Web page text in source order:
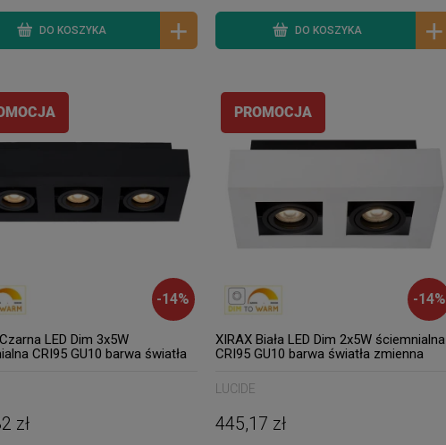
DO KOSZYKA DO KOSZYKA
-14%
LED Dim 3x5W
CRI95 GU10 barwa światła
regulowana Lucide
30
zł
-14%
XIRAX Biała LED Dim 2x5W ściemnialna
CRI95 GU10 barwa światła zmienna
regulowana Lucide 09119/11/31
LUCIDE
445,17 zł
PROMOCJA